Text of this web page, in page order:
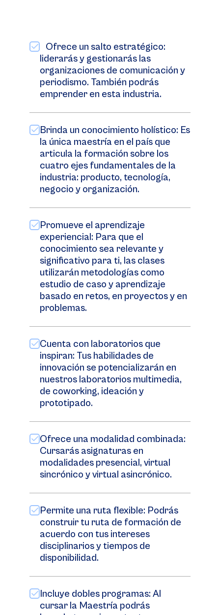
Ofrece un salto estratégico:
liderarás y gestionarás las
organizaciones de comunicación y
periodismo. También podrás
emprender en esta industria.
Brinda un conocimiento holístico: Es
la única maestría en el país que
articula la formación sobre los
cuatro ejes fundamentales de la
industria: producto, tecnología,
negocio y organización.
Promueve el aprendizaje
experiencial: Para que el
conocimiento sea relevante y
significativo para ti, las clases
utilizarán metodologías como
estudio de caso y aprendizaje
basado en retos, en proyectos y en
problemas.
Cuenta con laboratorios que
inspiran: Tus habilidades de
innovación se potencializarán en
nuestros laboratorios multimedia,
de coworking, ideación y
prototipado.
Ofrece una modalidad combinada:
Cursarás asignaturas en
modalidades presencial, virtual
sincrónico y virtual asincrónico.
Permite una ruta flexible: Podrás
construir tu ruta de formación de
acuerdo con tus intereses
disciplinarios y tiempos de
disponibilidad.
Incluye dobles programas: Al
cursar la Maestría podrás